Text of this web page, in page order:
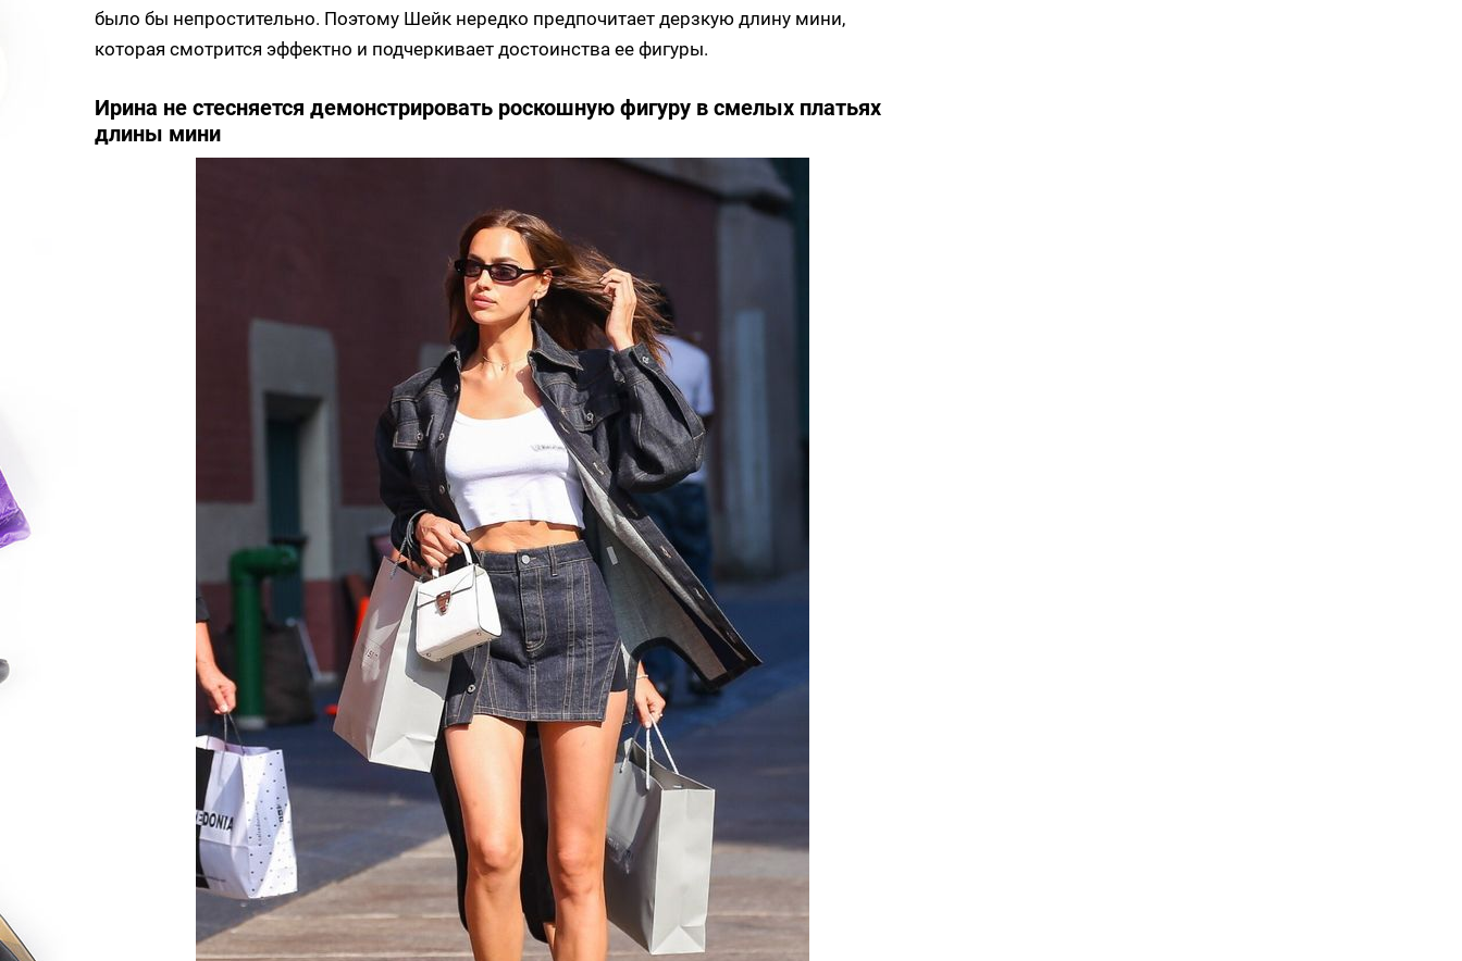
было бы непростительно. Поэтому Шейк нередко предпочитает дерзкую длину мини,
которая смотрится эффектно и подчеркивает достоинства ее фигуры.
Ирина не стесняется демонстрировать роскошную фигуру в смелых платьях
длины мини